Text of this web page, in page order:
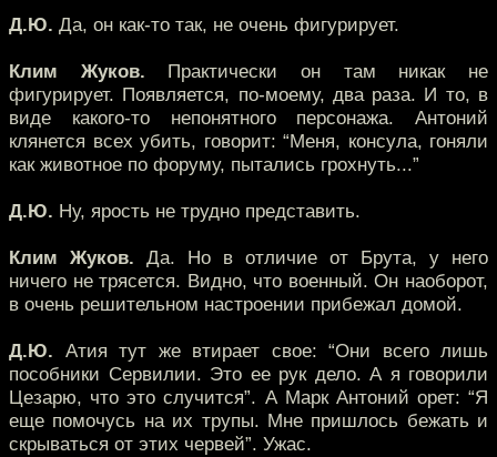
Д.Ю. Да, он как-то так, не очень фигурирует.
Клим Жуков. Практически он там никак не
фигурирует. Появляется, по-моему, два раза. И то, в
виде какого-то непонятного персонажа. Антоний
клянется всех убить, говорит: “Меня, консула, гоняли
как животное по форуму, пытались грохнуть...”
Д.Ю. Ну, ярость не трудно представить.
Клим Жуков. Да. Но в отличие от Брута, у него
ничего не трясется. Видно, что военный. Он наоборот,
в очень решительном настроении прибежал домой.
Д.Ю. Атия тут же втирает свое: “Они всего лишь
пособники Сервилии. Это ее рук дело. А я говорили
Цезарю, что это случится”. А Марк Антоний орет: “Я
еще помочусь на их трупы. Мне пришлось бежать и
скрываться от этих червей”. Ужас.